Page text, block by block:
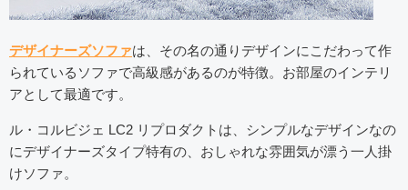
デザイナーズソファは、その名の通りデザインにこだわって作
られているソファで高級感があるのが特徴。お部屋のインテリ
アとして最適です。
ル・コルビジェ LC2 リプロダクトは、シンプルなデザインなの
にデザイナーズタイプ特有の、おしゃれな雰囲気が漂う一人掛
けソファ。